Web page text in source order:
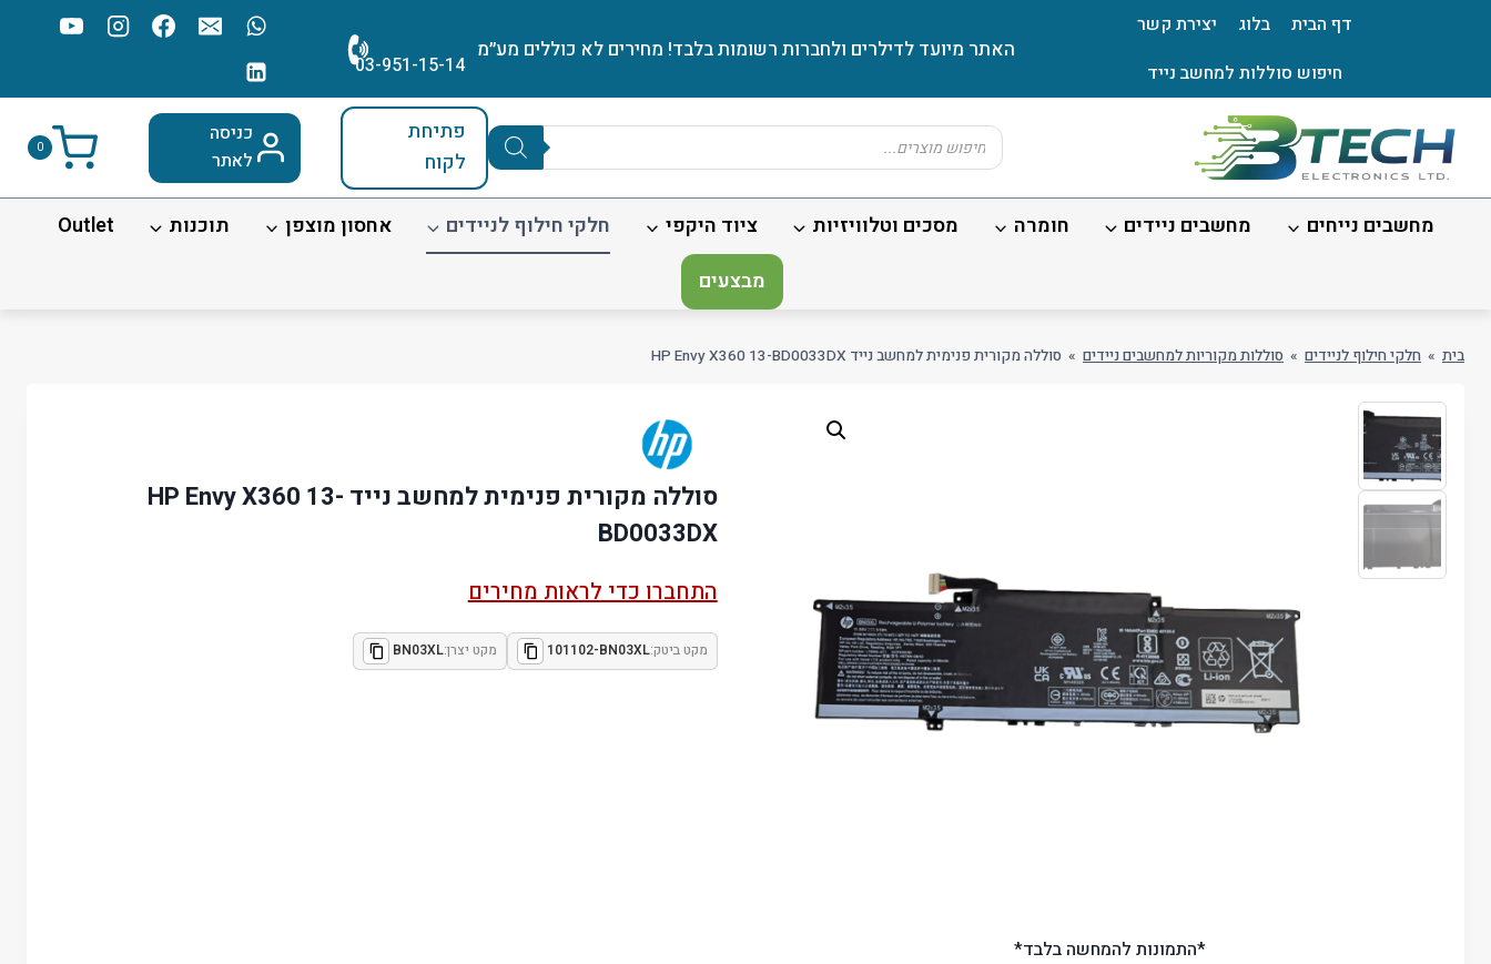
דף הבית בלוג
יצירת קשר
חיפוש סוללות למחשב נייד
האתר מיועד לדילרים ולחברות רשומות בלבד! מחירים לא כוללים מע׳׳מ
03-951-15-14
Products
search
פתיחת
לקוח
כניסה
לאתר
0
מחשבים נייחים מחשבים ניידים חומרה מסכים וטלוויזיות ציוד היקפי חלקי חילוף לניידים אחסון מוצפן תוכנות
Outlet
מבצעים
בית » חלקי חילוף לניידים » סוללות מקוריות למחשבים ניידים » סוללה מקורית פנימית למחשב נייד HP Envy X360 13-BD0033DX
*התמונות להמחשה בלבד*
סוללה מקורית פנימית למחשב נייד HP Envy X360 13-
BD0033DX
התחברו כדי לראות מחירים
מקט ביטק:101102-BN03XL מקט יצרן:BN03XL